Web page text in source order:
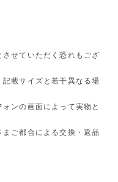
させていただく恐れもござ
記載サイズと若干異なる場
ンの画面によって実物と
ご都合による交換・返品